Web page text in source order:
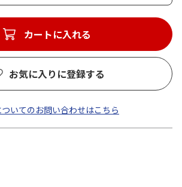
カートに入れる
お気に入りに登録する
いてのお問い合わせはこちら